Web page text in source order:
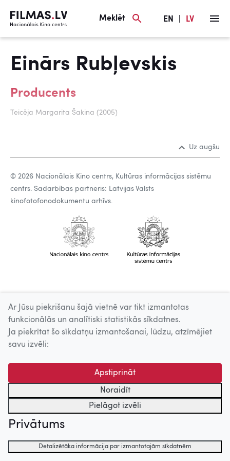
Meklēt EN LV
Einārs Rubļevskis
Producents
Teicēja Margarita Šakina (2005)
Uz augšu
© 2026 Nacionālais Kino centrs, Kultūras informācijas sistēmu
centrs. Sadarbības partneris: Latvijas Valsts
kinofotofonodokumentu arhīvs.
Ar Jūsu piekrišanu šajā vietnē var tikt izmantotas
funkcionālās un analītiski statistikās sīkdatnes.
Ja piekrītat šo sīkdatņu izmantošanai, lūdzu, atzīmējiet
savu izvēli:
Apstiprināt
Noraidīt
Pielāgot izvēli
Privātums
Detalizētāka informācija par izmantotajām sīkdatnēm